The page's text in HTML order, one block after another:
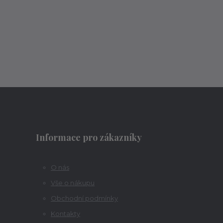
Informace pro zákazníky
O nás
Vše o nákupu
Obchodní podmínky
Kontakty